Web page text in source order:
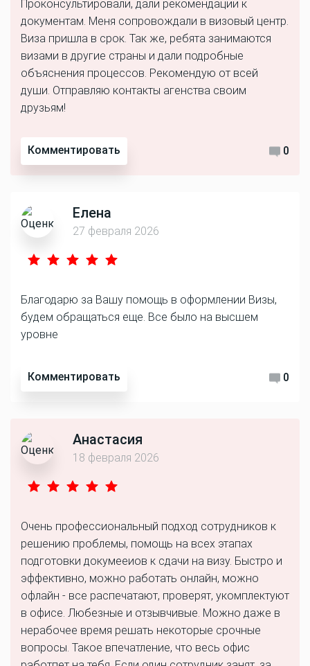
Проконсультировали, дали рекомендации к
документам. Меня сопровождали в визовый центр.
Виза пришла в срок. Так же, ребята занимаются
визами в другие страны и дали подробные
объяснения процессов. Рекомендую от всей
души. Отправляю контакты агенства своим
друзьям!
Комментировать 0
Елена
27 февраля 2026
Благодарю за Вашу помощь в оформлении Визы,
будем обращаться еще. Все было на высшем
уровне
Комментировать 0
Анастасия
18 февраля 2026
Очень профессиональный подход сотрудников к
решению проблемы, помощь на всех этапах
подготовки докумееиов к сдачи на визу. Быстро и
эффективно, можно работать онлайн, можно
офлайн - все распечатают, проверят, укомплектуют
в офисе. Любезные и отзывчивые. Можно даже в
нерабочее время решать некоторые срочные
вопросы. Такое впечатление, что весь офис